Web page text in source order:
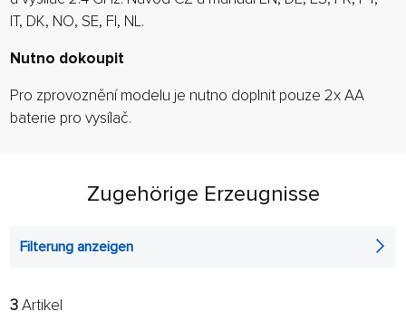
IT, DK, NO, SE, FI, NL.
Nutno dokoupit
Pro zprovoznění modelu je nutno doplnit pouze 2x AA
baterie pro vysílač.
Zugehörige Erzeugnisse
Filterung anzeigen
FILTER:
3Artikel